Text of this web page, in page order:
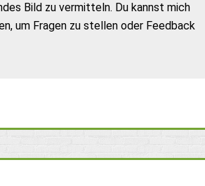
Bild zu vermitteln. Du kannst mich
um Fragen zu stellen oder Feedback